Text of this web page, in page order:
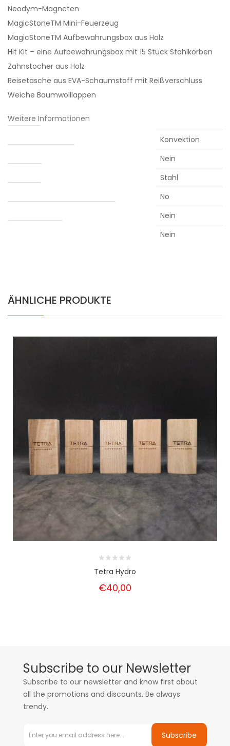
Neodym-Magneten
MagicStoneTM Mini-Feuerzeug
MagicStoneTM Aufbewahrungsbox aus Holz
Hit Kit – eine Aufbewahrungsbox mit 15 Stück Stahlkörben
Zahnstocher aus Holz
Reisetasche aus EVA-Schaumstoff mit Reißverschluss
Weiche Baumwolllappen
Weitere Informationen
Konvektion
Nein
Stahl
No
Nein
Nein
ÄHNLICHE PRODUKTE
Tetra Hydro
€40,00
Subscribe to our Newsletter
Subscribe to our newsletter and know first about
all the promotions and discounts. Be always
trendy.
Subscribe